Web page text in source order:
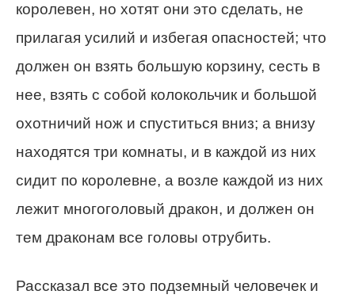
королевен, но хотят они это сделать, не
прилагая усилий и избегая опасностей; что
должен он взять большую корзину, сесть в
нее, взять с собой колокольчик и большой
охотничий нож и спуститься вниз; а внизу
находятся три комнаты, и в каждой из них
сидит по королевне, а возле каждой из них
лежит многоголовый дракон, и должен он
тем драконам все головы отрубить.
Рассказал все это подземный человечек и